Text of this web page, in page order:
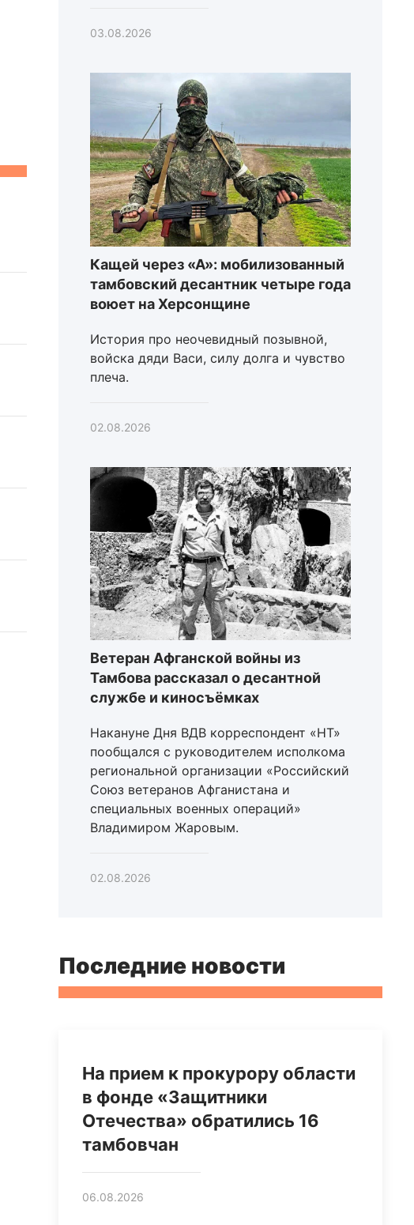
03.08.2026
Кащей через «А»: мобилизованный
тамбовский десантник четыре года
воюет на Херсонщине
История про неочевидный позывной,
войска дяди Васи, силу долга и чувство
плеча.
02.08.2026
Ветеран Афганской войны из
Тамбова рассказал о десантной
службе и киносъёмках
Накануне Дня ВДВ корреспондент «НТ»
пообщался с руководителем исполкома
региональной организации «Российский
Союз ветеранов Афганистана и
специальных военных операций»
Владимиром Жаровым.
02.08.2026
Последние новости
На прием к прокурору области
в фонде «Защитники
Отечества» обратились 16
тамбовчан
06.08.2026